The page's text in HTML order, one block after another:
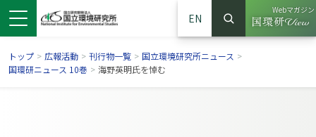
EN
サイト内検索
検索
Webマガジン
（別ウイ
トップ > 広報活動 > 刊行物一覧 > 国立環境研究所ニュース >
国環研ニュース 10巻 > 海野英明氏を悼む